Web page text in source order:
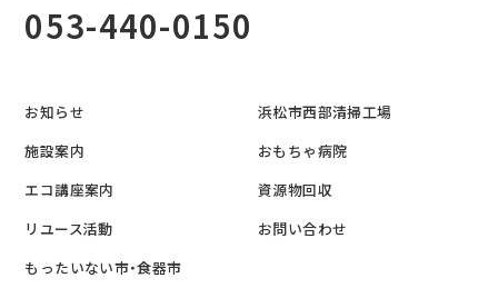
053-440-0150
お知らせ
施設案内
エコ講座案内
リユース活動
もったいない市・食器市
浜松市西部清掃工場
おもちゃ病院
資源物回収
お問い合わせ